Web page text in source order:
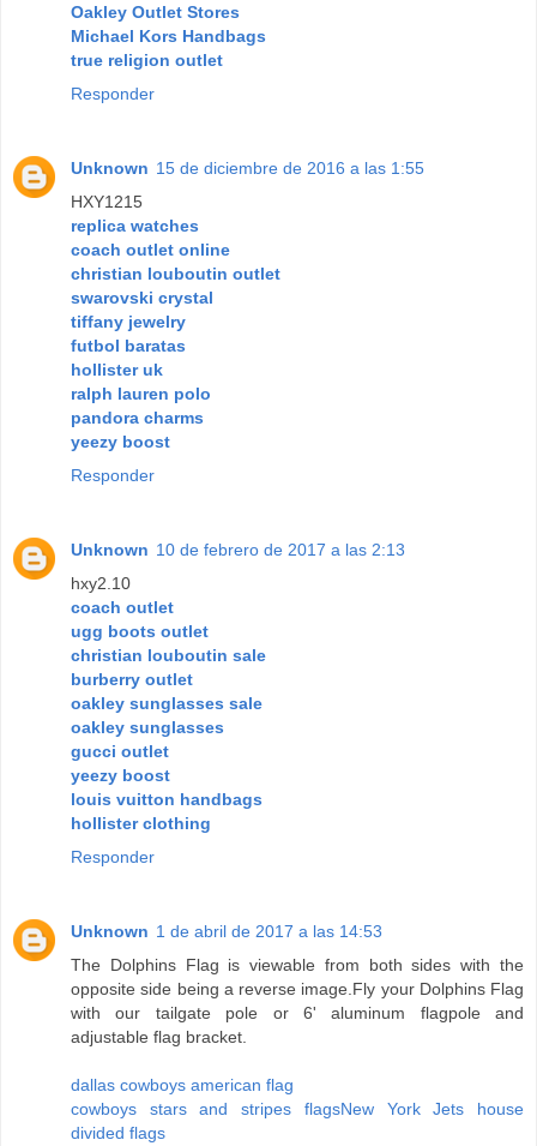
Oakley Outlet Stores
Michael Kors Handbags
true religion outlet
Responder
Unknown 15 de diciembre de 2016 a las 1:55
HXY1215
replica watches
coach outlet online
christian louboutin outlet
swarovski crystal
tiffany jewelry
futbol baratas
hollister uk
ralph lauren polo
pandora charms
yeezy boost
Responder
Unknown 10 de febrero de 2017 a las 2:13
hxy2.10
coach outlet
ugg boots outlet
christian louboutin sale
burberry outlet
oakley sunglasses sale
oakley sunglasses
gucci outlet
yeezy boost
louis vuitton handbags
hollister clothing
Responder
Unknown 1 de abril de 2017 a las 14:53
The Dolphins Flag is viewable from both sides with the
opposite side being a reverse image.Fly your Dolphins Flag
with our tailgate pole or 6' aluminum flagpole and
adjustable flag bracket.
dallas cowboys american flag
cowboys stars and stripes flagsNew York Jets house
divided flags